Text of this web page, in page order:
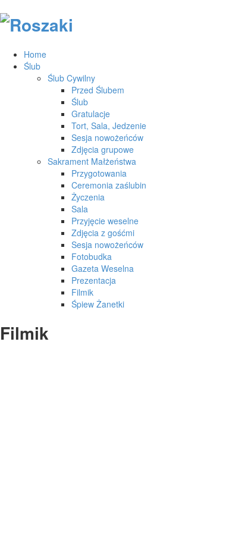
Home
Ślub
Ślub Cywilny
Przed Ślubem
Ślub
Gratulacje
Tort, Sala, Jedzenie
Sesja nowożeńców
Zdjęcia grupowe
Sakrament Małżeństwa
Przygotowania
Ceremonia zaślubin
Życzenia
Sala
Przyjęcie weselne
Zdjęcia z gośćmi
Sesja nowożeńców
Fotobudka
Gazeta Weselna
Prezentacja
Filmik
Śpiew Żanetki
Filmik